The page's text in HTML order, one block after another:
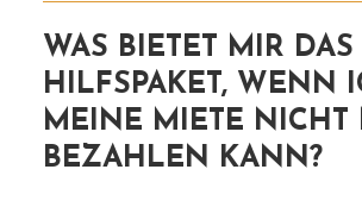
WAS BIETET MIR DAS
HILFSPAKET, WENN
MEINE MIETE NICHT
BEZAHLEN KANN?